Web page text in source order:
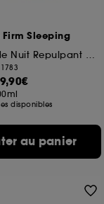
Firm Sleeping
Masque de Nuit Repulpant & Raffermissant
1783
disponibles
au panier